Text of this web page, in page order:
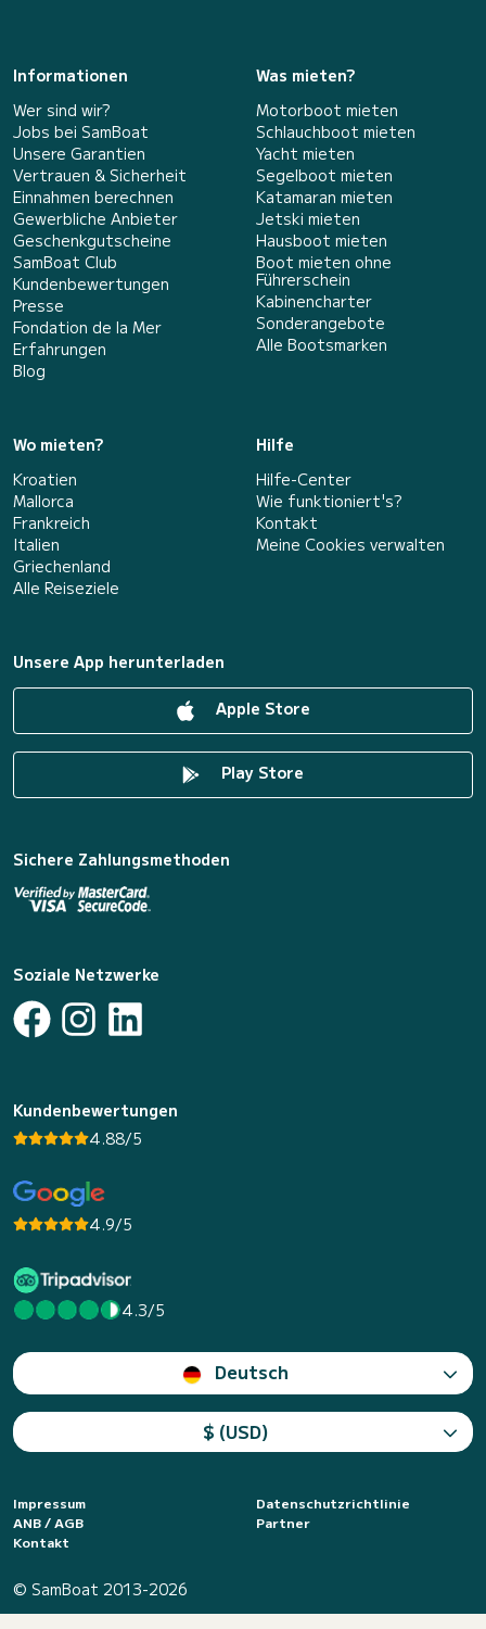
Informationen
Wer sind wir?
Jobs bei SamBoat
Unsere Garantien
Vertrauen & Sicherheit
Einnahmen berechnen
Gewerbliche Anbieter
Geschenkgutscheine
SamBoat Club
Kundenbewertungen
Presse
Fondation de la Mer
Erfahrungen
Blog
Was mieten?
Motorboot mieten
Schlauchboot mieten
Yacht mieten
Segelboot mieten
Katamaran mieten
Jetski mieten
Hausboot mieten
Boot mieten ohne
Führerschein
Kabinencharter
Sonderangebote
Alle Bootsmarken
Wo mieten?
Kroatien
Mallorca
Frankreich
Italien
Griechenland
Alle Reiseziele
Hilfe
Hilfe-Center
Wie funktioniert's?
Kontakt
Meine Cookies verwalten
Unsere App herunterladen
Apple Store
Play Store
Sichere Zahlungsmethoden
Soziale Netzwerke
Kundenbewertungen
4.88/5
4.9/5
4.3/5
Deutsch
$ (USD)
Impressum
Datenschutzrichtlinie
ANB / AGB
Partner
Kontakt
© SamBoat 2013-2026